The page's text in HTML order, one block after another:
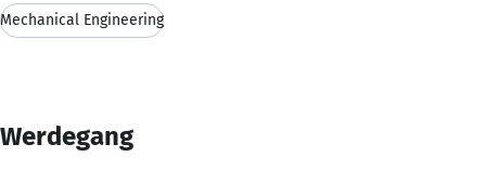
Mechanical Engineering
Werdegang